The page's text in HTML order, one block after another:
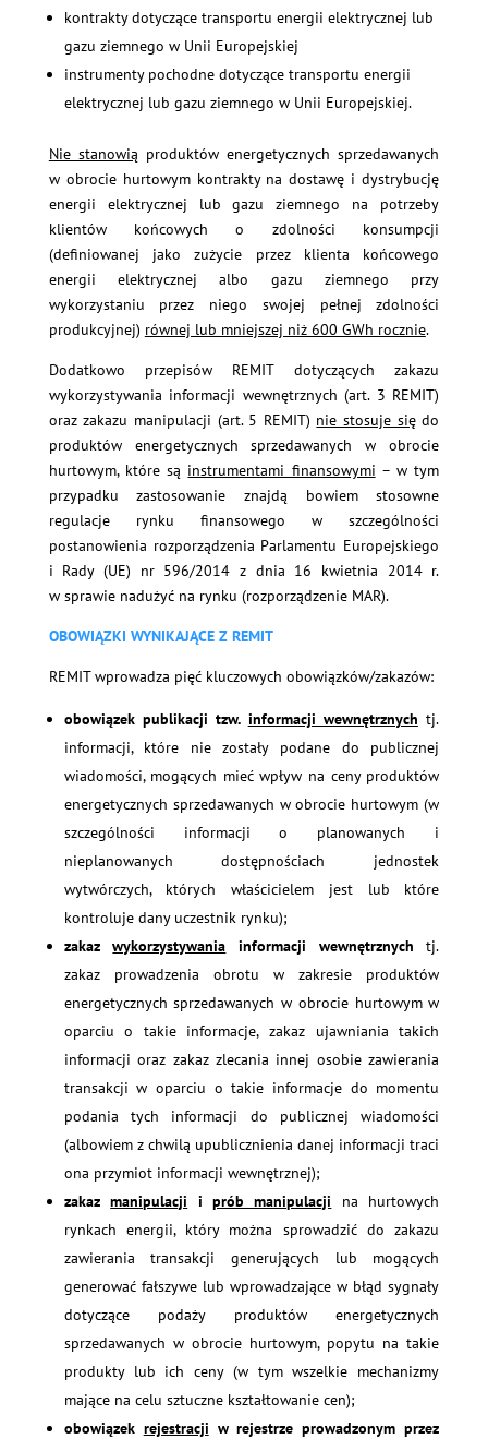
kontrakty dotyczące transportu energii elektrycznej lub
gazu ziemnego w Unii Europejskiej
instrumenty pochodne dotyczące transportu energii
elektrycznej lub gazu ziemnego w Unii Europejskiej.
Nie stanowią produktów energetycznych sprzedawanych
w obrocie hurtowym kontrakty na dostawę i dystrybucję
energii elektrycznej lub gazu ziemnego na potrzeby
klientów końcowych o zdolności konsumpcji
(definiowanej jako zużycie przez klienta końcowego
energii elektrycznej albo gazu ziemnego przy
wykorzystaniu przez niego swojej pełnej zdolności
produkcyjnej) równej lub mniejszej niż 600 GWh rocznie.
Dodatkowo przepisów REMIT dotyczących zakazu
wykorzystywania informacji wewnętrznych (art. 3 REMIT)
oraz zakazu manipulacji (art. 5 REMIT) nie stosuje siędo
produktów energetycznych sprzedawanych w obrocie
hurtowym, które są instrumentami finansowymi – w tym
przypadku zastosowanie znajdą bowiem stosowne
regulacje rynku finansowego w szczególności
postanowienia rozporządzenia Parlamentu Europejskiego
i Rady (UE) nr 596/2014 z dnia 16 kwietnia 2014 r.
w sprawie nadużyć na rynku (rozporządzenie MAR).
OBOWIĄZKI WYNIKAJĄCE Z REMIT
REMIT wprowadza pięć kluczowych obowiązków/zakazów:
obowiązek publikacji tzw. informacji wewnętrznych tj.
informacji, które nie zostały podane do publicznej
wiadomości, mogących mieć wpływ na ceny produktów
energetycznych sprzedawanych w obrocie hurtowym (w
szczególności informacji o planowanych i
nieplanowanych dostępnościach jednostek
wytwórczych, których właścicielem jest lub które
kontroluje dany uczestnik rynku);
zakazwykorzystywania informacji wewnętrznych
tj.
zakaz prowadzenia obrotu w zakresie produktów
energetycznych sprzedawanych w obrocie hurtowym w
oparciu o takie informacje, zakaz ujawniania takich
informacji oraz zakaz zlecania innej osobie zawierania
transakcji w oparciu o takie informacje do momentu
podania tych informacji do publicznej wiadomości
(albowiem z chwilą upublicznienia danej informacji traci
ona przymiot informacji wewnętrznej);
zakazmanipulacji i prób manipulacji
na hurtowych
rynkach energii, który można sprowadzić do zakazu
zawierania transakcji generujących lub mogących
generować fałszywe lub wprowadzające w błąd sygnały
dotyczące podaży produktów energetycznych
sprzedawanych w obrocie hurtowym, popytu na takie
produkty lub ich ceny (w tym wszelkie mechanizmy
mające na celu sztuczne kształtowanie cen);
obowiązek rejestracji w rejestrze prowadzonym przez